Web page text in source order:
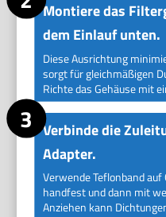
Montiere das
dem Einlauf unten.
Diese Ausrichtung
sorgt für gleichmäßigen
Richte das Gehäuse mit
Verbinde die
Adapter.
Verwende Teflonband
handfest und dann mit
Anziehen kann